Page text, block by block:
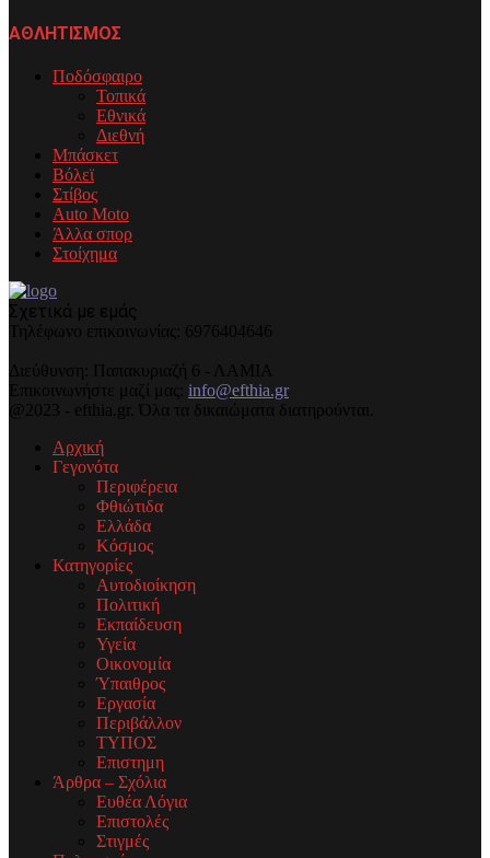
ΑΘΛΗΤΙΣΜΟΣ
Ποδόσφαιρο
Τοπικά
Εθνικά
Διεθνή
Μπάσκετ
Βόλεϊ
Στίβος
Auto Moto
Άλλα σπορ
Στοίχημα
Σχετικά με εμάς
Τηλέφωνo επικοινωνίας: 6976404646
Διεύθυνση: Παπακυριαζή 6 - ΛΑΜΙΑ
Επικοινωνήστε μαζί μας: info@efthia.gr
@2023 - efthia.gr. Όλα τα δικαιώματα διατηρούνται.
Αρχική
Γεγονότα
Περιφέρεια
Φθιώτιδα
Ελλάδα
Κόσμος
Κατηγορίες
Αυτοδιοίκηση
Πολιτική
Εκπαίδευση
Υγεία
Οικονομία
Ύπαιθρος
Εργασία
Περιβάλλον
ΤΥΠΟΣ
Επιστημη
Άρθρα – Σχόλια
Ευθέα Λόγια
Επιστολές
Στιγμές